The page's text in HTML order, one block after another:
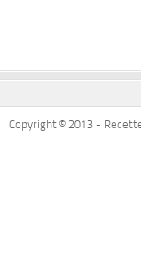
Copyright © 2013 -